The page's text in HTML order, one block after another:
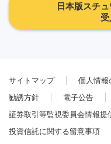
日本版スチ
サイトマップ
個人情報
勧誘方針
電子公告
証券取引等監視委員会情報提
投資信託に関する留意事項